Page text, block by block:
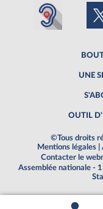
UNE
OUTIL
©Tous droits
Mentions légales
Contacter le
Assemblée nationale -